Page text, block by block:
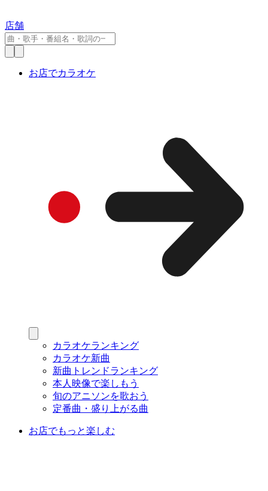
店舗
お店でカラオケ
カラオケランキング
カラオケ新曲
新曲トレンドランキング
本人映像で楽しもう
旬のアニソンを歌おう
定番曲・盛り上がる曲
お店でもっと楽しむ